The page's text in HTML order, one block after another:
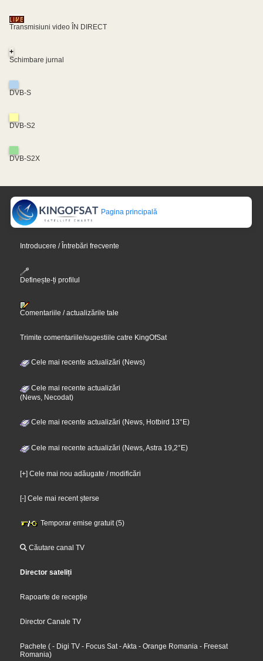
Transmisiuni video ÎN DIRECT
+
Schimbare jurnal
DVB-S
DVB-S2
DVB-S2X
Pagina principală
Introducere / Întrebări frecvente
Definește-ți profilul
Comentariile / actualizările tale
Trimite comentariile/sugestiile catre KingOfSat
Cele mai recente actualizări (News)
Cele mai recente actualizări
(News, Necodat)
Cele mai recente actualizări (News, Hotbird 13°E)
Cele mai recente actualizări (News, Astra 19,2°E)
[+] Cele mai nou adăugate / modificări
[-] Cele mai recent șterse
Temporar emise gratuit (5)
Căutare canal TV
Director sateliți
Rapoarte de recepție
Director Canale TV
Pachete (- Digi TV - Focus Sat - Akta - Orange Romania - Freesat
Romania)